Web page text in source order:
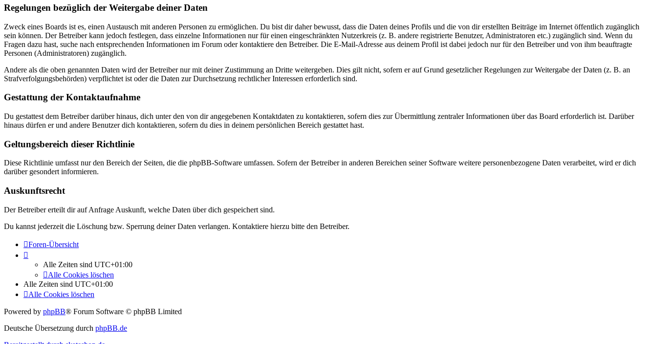
Regelungen bezüglich der Weitergabe deiner Daten
Zweck eines Boards ist es, einen Austausch mit anderen Personen zu ermöglichen. Du bist dir daher bewusst, dass die Daten deines Profils und die von dir erstellten Beiträge im Internet öffentlich zugänglich
sein können. Der Betreiber kann jedoch festlegen, dass einzelne Informationen nur für einen eingeschränkten Nutzerkreis (z. B. andere registrierte Benutzer, Administratoren etc.) zugänglich sind. Wenn du
Fragen dazu hast, suche nach entsprechenden Informationen im Forum oder kontaktiere den Betreiber. Die E-Mail-Adresse aus deinem Profil ist dabei jedoch nur für den Betreiber und von ihm beauftragte
Personen (Administratoren) zugänglich.
Andere als die oben genannten Daten wird der Betreiber nur mit deiner Zustimmung an Dritte weitergeben. Dies gilt nicht, sofern er auf Grund gesetzlicher Regelungen zur Weitergabe der Daten (z. B. an
Strafverfolgungsbehörden) verpflichtet ist oder die Daten zur Durchsetzung rechtlicher Interessen erforderlich sind.
Gestattung der Kontaktaufnahme
Du gestattest dem Betreiber darüber hinaus, dich unter den von dir angegebenen Kontaktdaten zu kontaktieren, sofern dies zur Übermittlung zentraler Informationen über das Board erforderlich ist. Darüber
hinaus dürfen er und andere Benutzer dich kontaktieren, sofern du dies in deinem persönlichen Bereich gestattet hast.
Geltungsbereich dieser Richtlinie
Diese Richtlinie umfasst nur den Bereich der Seiten, die die phpBB-Software umfassen. Sofern der Betreiber in anderen Bereichen seiner Software weitere personenbezogene Daten verarbeitet, wird er dich
darüber gesondert informieren.
Auskunftsrecht
Der Betreiber erteilt dir auf Anfrage Auskunft, welche Daten über dich gespeichert sind.
Du kannst jederzeit die Löschung bzw. Sperrung deiner Daten verlangen. Kontaktiere hierzu bitte den Betreiber.
Foren-Übersicht
Alle Zeiten sind UTC+01:00
Alle Cookies löschen
Alle Zeiten sind UTC+01:00
Alle Cookies löschen
Powered by phpBB® Forum Software © phpBB Limited
Deutsche Übersetzung durch phpBB.de